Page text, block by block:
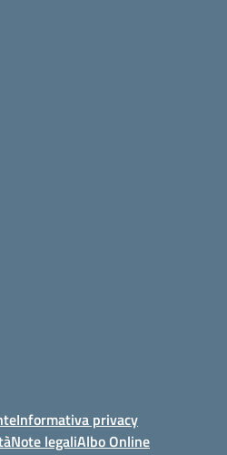
Informativa privacy
Note legaliAlbo Online